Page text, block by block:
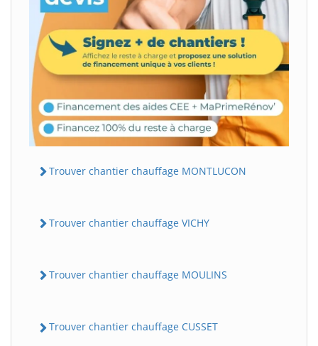
Trouver chantier chauffage MONTLUCON
Trouver chantier chauffage VICHY
Trouver chantier chauffage MOULINS
Trouver chantier chauffage CUSSET